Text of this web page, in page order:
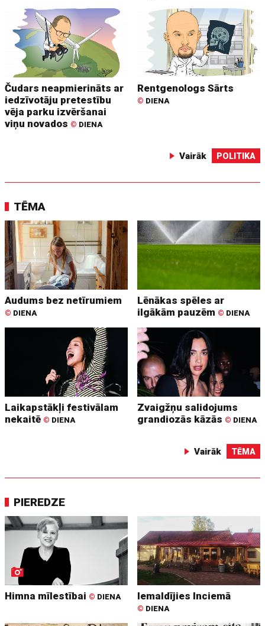
Čudars neapmierināts ar
iedzīvotāju pretestību
vēja parku izvēršanai
viņu novados © DIENA
Rentgenologs Sārts
© DIENA
Vairāk POLITIKA
TĒMA
Audums bez netīrumiem
© DIENA
Lēnākas spēles ar
ilgākām pauzēm © DIENA
Laikapstākļi festivālam
nekaitē © DIENA
Zvaigžņu salidojums
grandiozās kāzās © DIENA
Vairāk TĒMA
PIEREDZE
Himna mīlestībai © DIENA Iemaldījies Inciemā
© DIENA